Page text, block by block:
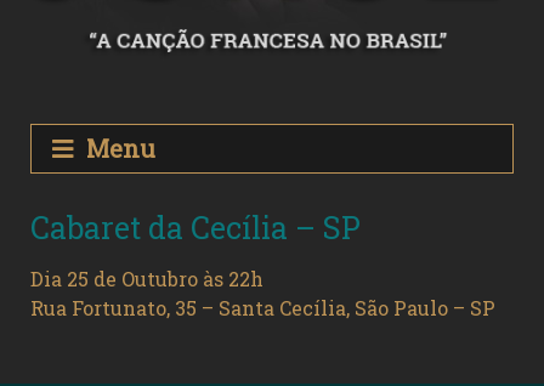
Menu
Cabaret da Cecília – SP
Dia 25 de Outubro às 22h
Rua Fortunato, 35 – Santa Cecília, São Paulo – SP